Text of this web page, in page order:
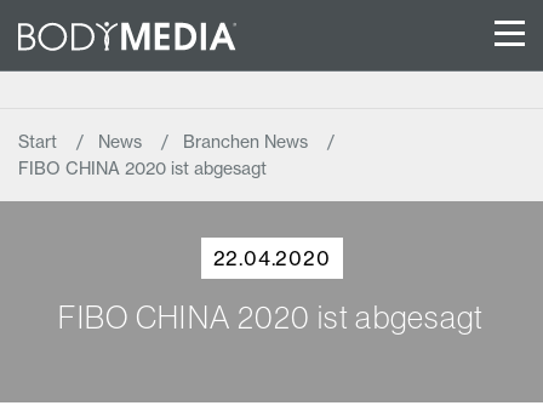
Start News
Branchen News
FIBO CHINA 2020 ist abgesagt
22.04.2020
FIBO CHINA 2020 ist abgesagt